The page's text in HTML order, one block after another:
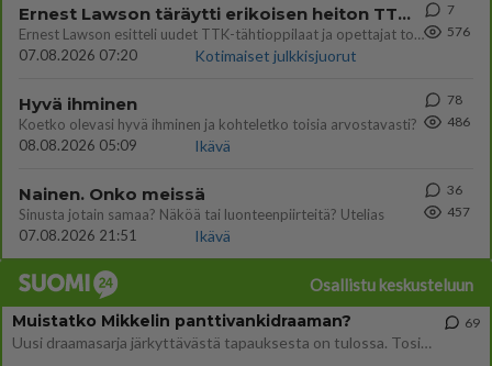
Ernest Lawson täräytti erikoisen heiton TTK-lehdistötilaisuudessa: " Onko tässä tarkoituksena...?"
Ernest Lawson esitteli uudet TTK-tähtioppilaat ja opettajat torstaina 6.8. lehdistölle. Tulevalla kaudella on yksi hausk
07.08.2026 07:20
Kotimaiset julkkisjuorut
7
576
Hyvä ihminen
Koetko olevasi hyvä ihminen ja kohteletko toisia arvostavasti?
08.08.2026 05:09
Ikävä
78
486
Nainen. Onko meissä
Sinusta jotain samaa? Näköä tai luonteenpiirteitä? Utelias
07.08.2026 21:51
Ikävä
36
457
Osallistu keskusteluun
Muistatko Mikkelin panttivankidraaman?
Uusi draamasarja järkyttävästä tapauksesta on tulossa. Tositapahtumiin perustuva sarja ammentaa vuoden 1986 Mikkelin pan
69